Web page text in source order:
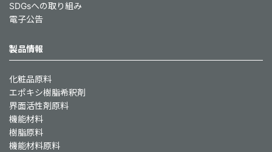
SDGsへの取り組み
電子公告
製品情報
化粧品原料
エポキシ樹脂希釈剤
界面活性剤原料
機能材料
樹脂原料
機能材料原料